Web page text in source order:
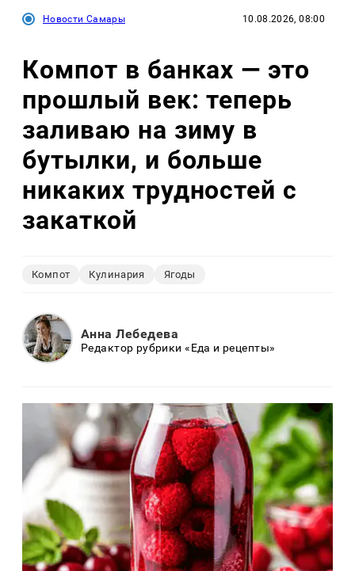
Новости Самары 10.08.2026, 08:00
Компот в банках — это
прошлый век: теперь
заливаю на зиму в
бутылки, и больше
никаких трудностей с
закаткой
Компот Кулинария Ягоды
Анна Лебедева
Редактор рубрики «Еда и рецепты»